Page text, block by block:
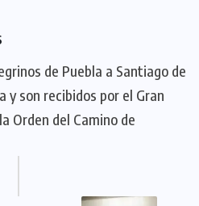
de Puebla a Santiago de
y son recibidos por el Gran
Orden del Camino de